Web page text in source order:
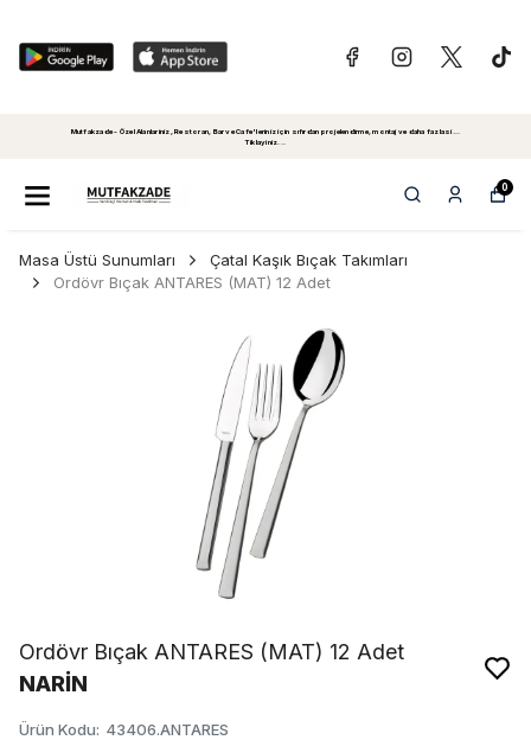
Mutfakzade - Özel Alanlariniz, Restoran, Bar ve Cafe'leriniz için sıfırdan projelendirme, montaj ve daha fazlasi...
Tiklayiniz...
0
Masa Üstü Sunumları
Çatal Kaşık Bıçak Takımları
Ordövr Bıçak ANTARES (MAT) 12 Adet
Ordövr Bıçak ANTARES (MAT) 12 Adet
NARİN
Ürün Kodu: 43406.ANTARES